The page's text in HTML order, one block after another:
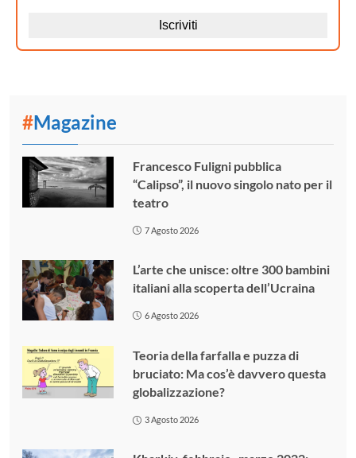
#Magazine
Francesco Fuligni pubblica
“Calipso”, il nuovo singolo nato per il
teatro
7 Agosto 2026
L’arte che unisce: oltre 300 bambini
italiani alla scoperta dell’Ucraina
6 Agosto 2026
Teoria della farfalla e puzza di
bruciato: Ma cos’è davvero questa
globalizzazione?
3 Agosto 2026